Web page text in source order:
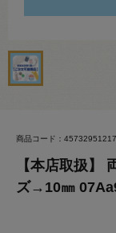
商品コード：
【本店取扱】
ズ→10㎜